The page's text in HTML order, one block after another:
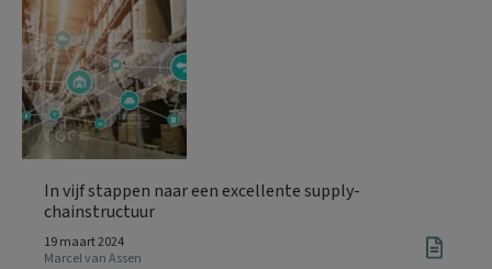
In vijf stappen naar een excellente supply-
chainstructuur
19 maart 2024
Marcel van Assen